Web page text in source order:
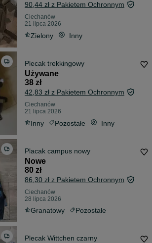
90,44 zł z Pakietem Ochronnym
Ciechanów
21 lipca 2026
Zielony Inny
Plecak trekkingowy
Używane
38 zł
42,83 zł z Pakietem Ochronnym
Ciechanów
21 lipca 2026
Inny Pozostałe Inny
Placak campus nowy
Nowe
80 zł
86,30 zł z Pakietem Ochronnym
Ciechanów
28 lipca 2026
Granatowy Pozostałe
Plecak Wittchen czarny